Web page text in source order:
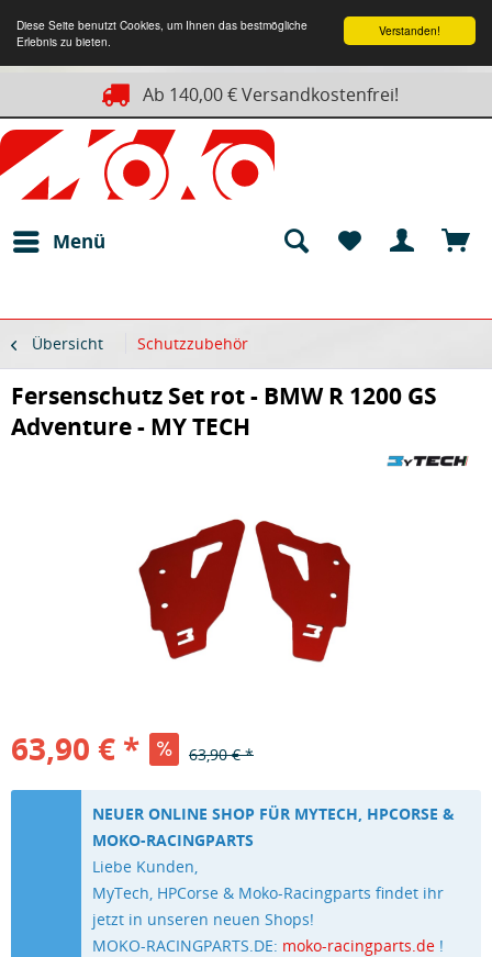
Verstanden!
Diese Seite benutzt Cookies, um Ihnen das bestmögliche
Erlebnis zu bieten.
Ab 140,00 € Versandkostenfrei!
Menü
Übersicht Schutzzubehör
Fersenschutz Set rot - BMW R 1200 GS
Adventure - MY TECH
63,90 € * 63,90 € *
NEUER ONLINE SHOP FÜR MYTECH, HPCORSE &
MOKO-RACINGPARTS
Liebe Kunden,
MyTech, HPCorse & Moko-Racingparts findet ihr
jetzt in unseren neuen Shops!
MOKO-RACINGPARTS.DE: moko-racingparts.de !